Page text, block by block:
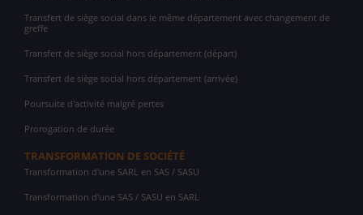
Transfert de siège social dans le même département avec changement de
greffe
Transfert de siège social hors département (départ)
Transfert de siège social hors département (arrivée)
Poursuite d'activité malgré pertes
Prorogation de durée
TRANSFORMATION DE SOCIÉTÉ
Transformation d'une SARL en SAS / SASU
Transformation d'une SAS / SASU en SARL